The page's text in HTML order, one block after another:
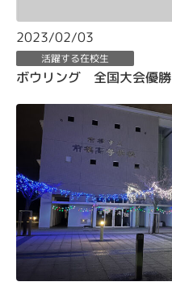
2023/02/03
活躍する在校生
ボウリング 全国大会優勝